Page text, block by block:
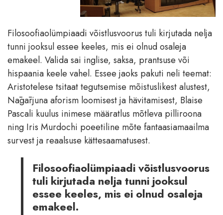
Filosoofiaolümpiaadi võistlusvoorus tuli kirjutada nelja
tunni jooksul essee keeles, mis ei olnud osaleja
emakeel. Valida sai inglise, saksa, prantsuse või
hispaania keele vahel. Essee jaoks pakuti neli teemat:
Aristotelese tsitaat tegutsemise mõistuslikest alustest,
Nāgārjuna aforism loomisest ja hävitamisest, Blaise
Pascali kuulus inimese määratlus mõtleva pilliroona
ning Iris Murdochi poeetiline mõte fantaasiamaailma
survest ja reaalsuse kättesaamatusest.
Filosoofiaolümpiaadi võistlusvoorus
tuli kirjutada nelja tunni jooksul
essee keeles, mis ei olnud osaleja
emakeel.